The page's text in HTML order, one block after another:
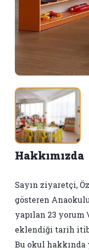
Hakkımızda
Sayın ziyaretçi,
gösteren
yapılan 23 yorum
eklendiği tarih
Bu okul